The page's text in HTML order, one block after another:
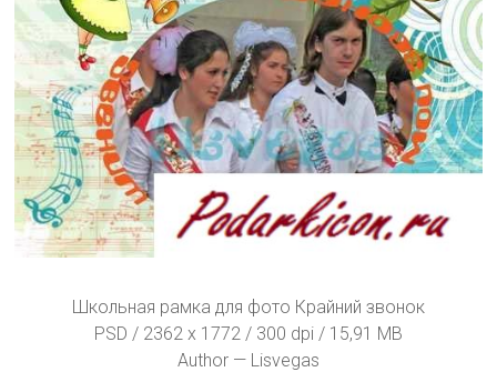
Школьная рамка для фото Крайний звонок
PSD / 2362 х 1772 / 300 dpi / 15,91 MB
Author — Lisvegas